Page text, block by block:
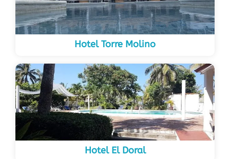
Hotel Torre Molino
Hotel El Doral